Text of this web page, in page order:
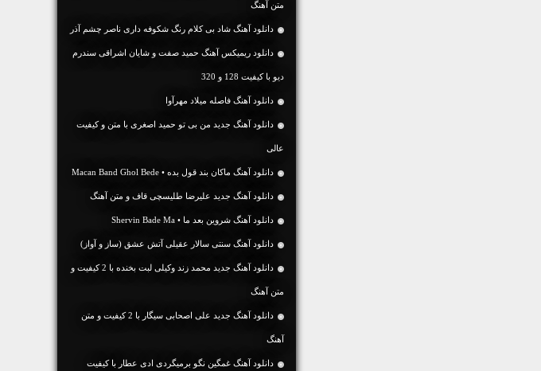
متن آهنگ
دانلود آهنگ شاد بی کلام رنگ شکوفه داری ناصر چشم آذر
دانلود ریمیکس آهنگ حمید صفت و شایان اشراقی سندرم
دیو با کیفیت 128 و 320
دانلود آهنگ فاصله میلاد مهرآوا
دانلود آهنگ جديد من بی تو حمید اصغری با متن و کیفیت
عالی
دانلود آهنگ ماکان بند قول بده • Macan Band Ghol Bede
دانلود آهنگ جديد علیرضا طلیسچی قاف و متن آهنگ
دانلود آهنگ شروین بعد ما • Shervin Bade Ma
دانلود آهنگ سنتی سالار عقیلی آتش عشق (ساز و آواز)
دانلود آهنگ جديد محمد زند وکیلی لبت بخنده با 2 کیفیت و
متن آهنگ
دانلود آهنگ جديد علی اصحابی سیگار با 2 کیفیت و متن
آهنگ
دانلود آهنگ غمگین نگو برمیگردی ادی عطار با کیفیت